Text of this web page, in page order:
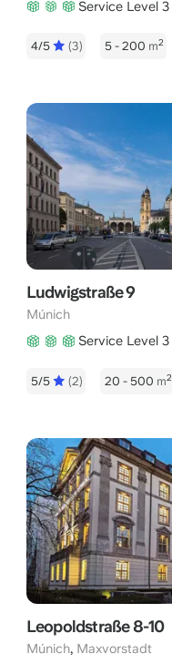
Service Level 3
4/5 (3) 5 - 200 m2
Ludwigstraße 9
Múnich
Service Level 3
5/5 (2) 20 - 500 m2
Leopoldstraße 8-10
Múnich, Maxvorstadt